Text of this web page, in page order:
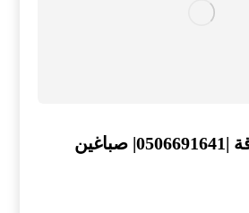
صباغ في الشارقة |0506691641| صباغين